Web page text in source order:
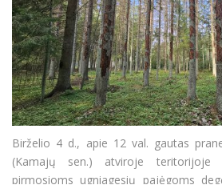
Birželio 4 d., apie 12 val. gautas
(Kamajų sen.) atviroje teritorijoje
pirmosioms ugniagesių pajėgoms